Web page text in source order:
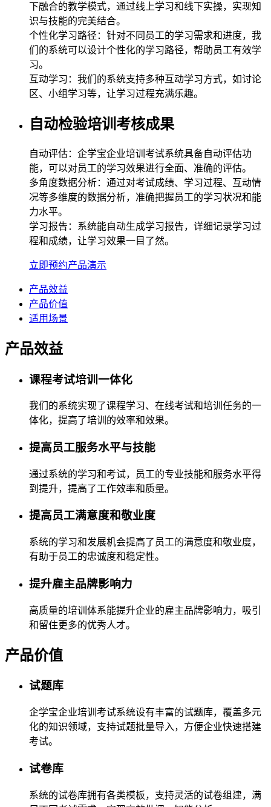
下融合的教学模式，通过线上学习和线下实操，实现知
识与技能的完美结合。
个性化学习路径：针对不同员工的学习需求和进度，我
们的系统可以设计个性化的学习路径，帮助员工有效学
习。
互动学习：我们的系统支持多种互动学习方式，如讨论
区、小组学习等，让学习过程充满乐趣。
自动检验培训考核成果
自动评估：企学宝企业培训考试系统具备自动评估功
能，可以对员工的学习效果进行全面、准确的评估。
多角度数据分析：通过对考试成绩、学习过程、互动情
况等多维度的数据分析，准确把握员工的学习状况和能
力水平。
学习报告：系统能自动生成学习报告，详细记录学习过
程和成绩，让学习效果一目了然。
立即预约产品演示
产品效益
产品价值
适用场景
产品效益
课程考试培训一体化
我们的系统实现了课程学习、在线考试和培训任务的一
体化，提高了培训的效率和效果。
提高员工服务水平与技能
通过系统的学习和考试，员工的专业技能和服务水平得
到提升，提高了工作效率和质量。
提高员工满意度和敬业度
系统的学习和发展机会提高了员工的满意度和敬业度，
有助于员工的忠诚度和稳定性。
提升雇主品牌影响力
高质量的培训体系能提升企业的雇主品牌影响力，吸引
和留住更多的优秀人才。
产品价值
试题库
企学宝企业培训考试系统设有丰富的试题库，覆盖多元
化的知识领域，支持试题批量导入，方便企业快速搭建
考试。
试卷库
系统的试卷库拥有各类模板，支持灵活的试卷组建，满